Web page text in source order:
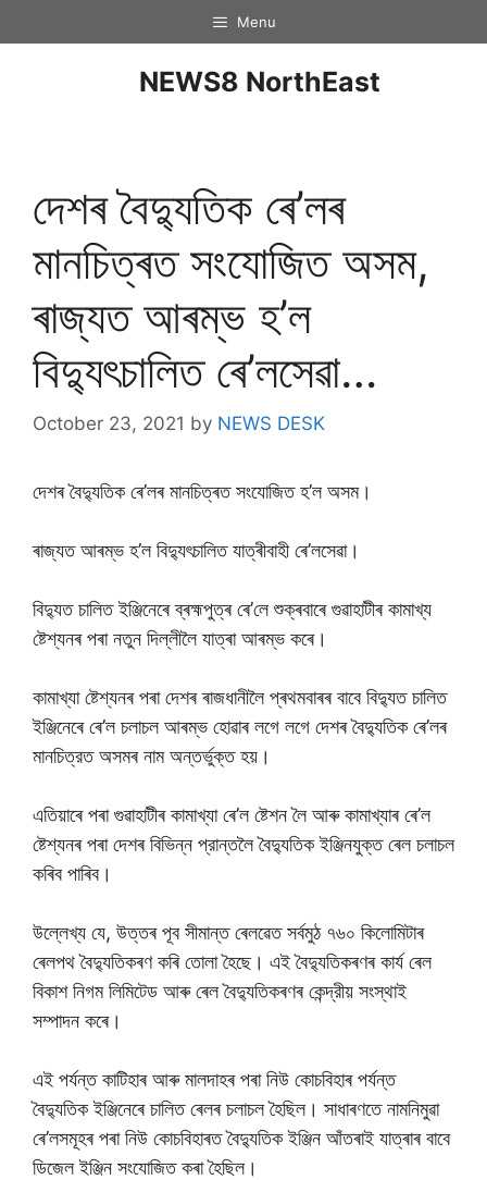
Menu
NEWS8 NorthEast
দেশৰ বৈদ্যুতিক ৰে’লৰ
মানচিত্ৰত সংযোজিত অসম,
ৰাজ্যত আৰম্ভ হ’ল
বিদ্যুৎচালিত ৰে’লসেৱা…
October 23, 2021 by NEWS DESK
দেশৰ বৈদ্যুতিক ৰে’লৰ মানচিত্ৰত সংযোজিত হ’ল অসম।
ৰাজ্যত আৰম্ভ হ’ল বিদ্যুৎচালিত যাত্ৰীবাহী ৰে’লসেৱা।
বিদ্যুত চালিত ইঞ্জিনেৰে ব্ৰহ্মপুত্ৰ ৰে’লে শুক্ৰবাৰে গুৱাহাটীৰ কামাখ্য
ষ্টেশ্যনৰ পৰা নতুন দিল্লীলৈ যাত্ৰা আৰম্ভ কৰে।
কামাখ্যা ষ্টেশ্যনৰ পৰা দেশৰ ৰাজধানীলৈ প্ৰথমবাৰৰ বাবে বিদ্যুত চালিত
ইঞ্জিনেৰে ৰে’ল চলাচল আৰম্ভ হােৱাৰ লগে লগে দেশৰ বৈদ্যুতিক ৰে’লৰ
মানচিত্রত অসমৰ নাম অন্তর্ভুক্ত হয়।
এতিয়াৰে পৰা গুৱাহাটীৰ কামাখ্যা ৰে’ল ষ্টেশন লৈ আৰু কামাখ্যাৰ ৰে’ল
ষ্টেশ্যনৰ পৰা দেশৰ বিভিন্ন প্রান্তলৈ বৈদ্যুতিক ইঞ্জিনযুক্ত ৰেল চলাচল
কৰিব পাৰিব।
উল্লেখ্য যে, উত্তৰ পূব সীমান্ত ৰেলৱেত সৰ্বমুঠ ৭৬০ কিলােমিটাৰ
ৰেলপথ বৈদ্যুতিকৰণ কৰি তোলা হৈছে। এই বৈদ্যুতিকৰণৰ কাৰ্য ৰেল
বিকাশ নিগম লিমিটেড আৰু ৰেল বৈদ্যুতিকৰণৰ কেন্দ্রীয় সংস্থাই
সম্পাদন কৰে।
এই পর্যন্ত কাটিহাৰ আৰু মালদাহৰ পৰা নিউ কোচবিহাৰ পর্যন্ত
বৈদ্যুতিক ইঞ্জিনেৰে চালিত ৰেলৰ চলাচল হৈছিল। সাধাৰণতে নামনিমুৱা
ৰে’লসমূহৰ পৰা নিউ কোচবিহাৰত বৈদ্যুতিক ইঞ্জিন আঁতৰাই যাত্ৰাৰ বাবে
ডিজেল ইঞ্জিন সংযােজিত কৰা হৈছিল।